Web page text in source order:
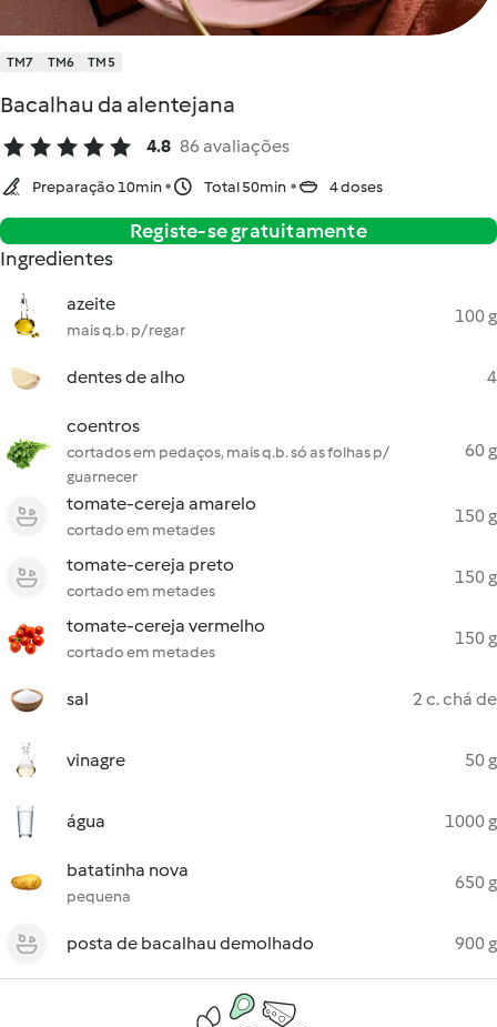
TM7 TM6 TM5
Bacalhau da alentejana
4.8 86 avaliações
Preparação 10min Total 50min 4 doses
Registe-se gratuitamente
Ingredientes
azeite
mais q.b. p/ regar
100 g
dentes de alho 4
coentros
cortados em pedaços, mais q.b. só as folhas p/
guarnecer
60 g
tomate-cereja amarelo
cortado em metades
150 g
tomate-cereja preto
cortado em metades
150 g
tomate-cereja vermelho
cortado em metades
150 g
sal 2 c. chá de
vinagre 50 g
água 1000 g
batatinha nova
pequena
650 g
posta de bacalhau demolhado 900 g